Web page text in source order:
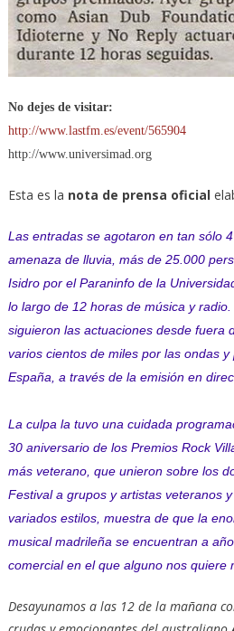
No dejes de visitar:
http://www.lastfm.es/event/565904
http://www.universimad.org
Esta es la nota de prensa oficial
Las entradas se agotaron en tan sólo
amenaza de lluvia, más de 25.000
Isidro por el Paraninfo de la
lo largo de 12 horas de música y
siguieron las actuaciones desde fuera
varios cientos de miles por las ondas
España, a través de la emisión en
La culpa la tuvo una cuidada
30 aniversario de los Premios Rock
más veterano, que unieron sobre los
Festival a grupos y artistas veteranos
variados estilos, muestra de que la
musical madrileña se encuentran a
comercial en el que alguno nos quiere
Desayunamos a las 12 de la mañana